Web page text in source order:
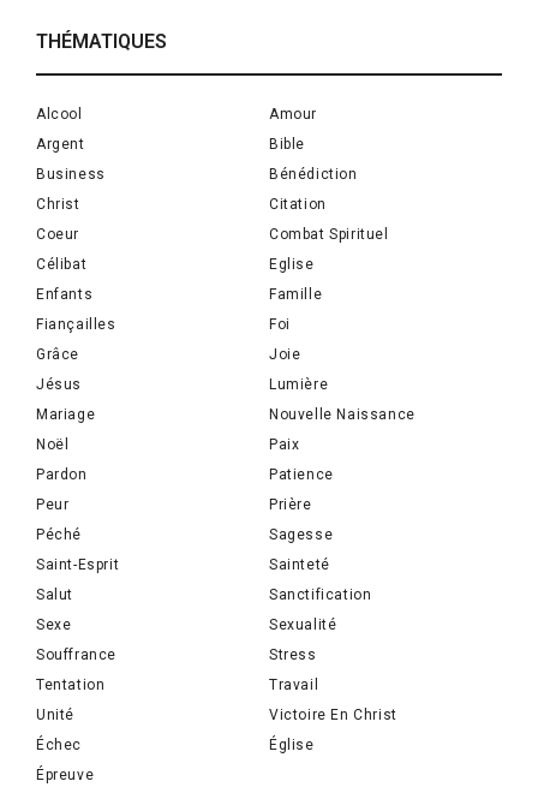
THÉMATIQUES
Alcool
Amour
Argent
Bible
Business
Bénédiction
Christ
Citation
Coeur
Combat Spirituel
Célibat
Eglise
Enfants
Famille
Fiançailles
Foi
Grâce
Joie
Jésus
Lumière
Mariage
Nouvelle Naissance
Noël
Paix
Pardon
Patience
Peur
Prière
Péché
Sagesse
Saint-Esprit
Sainteté
Salut
Sanctification
Sexe
Sexualité
Souffrance
Stress
Tentation
Travail
Unité
Victoire En Christ
Échec
Église
Épreuve